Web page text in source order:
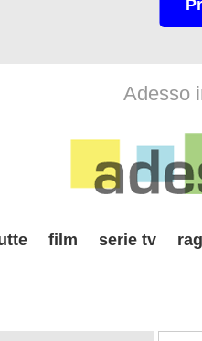
Adesso
film serie tv